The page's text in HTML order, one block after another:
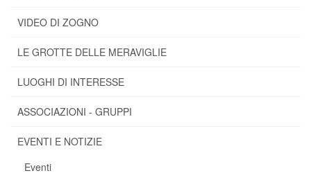
VIDEO DI ZOGNO
LE GROTTE DELLE MERAVIGLIE
LUOGHI DI INTERESSE
ASSOCIAZIONI - GRUPPI
EVENTI E NOTIZIE
Eventi